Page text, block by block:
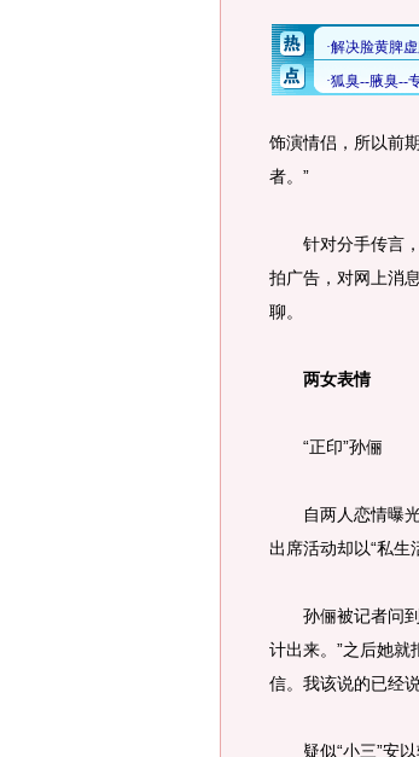
饰演情侣，所以前
者。”
针对分手传言，
拍广告，对网上消
聊。
两女表情
“正印”孙俪
自两人恋情曝光
出席活动却以“私生
孙俪被记者问到“
计出来。”之后她就
信。我该说的已经
疑似“小三”安以